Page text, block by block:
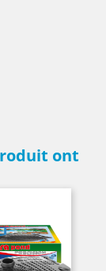
ont